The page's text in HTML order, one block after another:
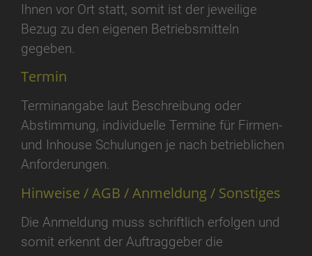
Ihnen vor Ort statt, somit ist der jeweilige
Bezug zu den eigenen Betriebsmitteln
gegeben.
Termin
Terminangabe laut Beschreibung oder
Abstimmung, individuelle Termine für Firmen-
und Inhouse Schulungen je nach betrieblichen
Anforderungen.
Hinweise / AGB / Anmeldung / Sonstiges
Die Anmeldung muss schriftlich erfolgen und
somit erkennt der Auftraggeber die